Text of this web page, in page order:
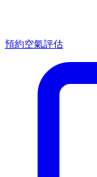
預約空氣評估